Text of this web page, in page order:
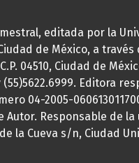
editada por la
de México, a
04510, Ciudad de
(55)5622.6999. Editora
04-2005-
Autor. Responsable de la
la Cueva s/n, Ciudad